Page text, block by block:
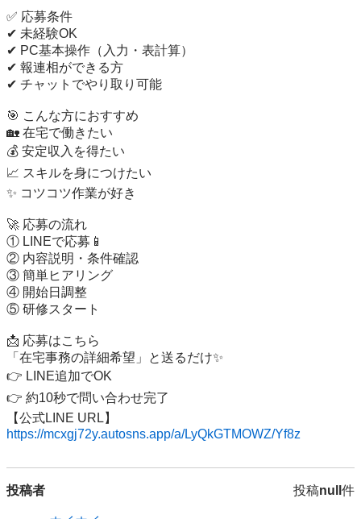
✅ 応募条件
✔ 未経験OK
✔ PC基本操作（入力・表計算）
✔ 報連相ができる方
✔ チャットでやり取り可能
🎯 こんな方におすすめ
🏡 在宅で働きたい
💰 安定収入を得たい
📈 スキルを身につけたい
✨ コツコツ作業が好き
🚀 応募の流れ
① LINEで応募📱
② 内容説明・条件確認
③ 簡単ヒアリング
④ 開始日調整
⑤ 研修スタート
📩 応募はこちら
「在宅事務の詳細希望」と送るだけ✨
👉 LINE追加でOK
👉 約10秒で問い合わせ完了
https://mcxgj72y.autosns.app/a/LyQkGTMOWZ/Yf8z
投稿者 投稿null 件